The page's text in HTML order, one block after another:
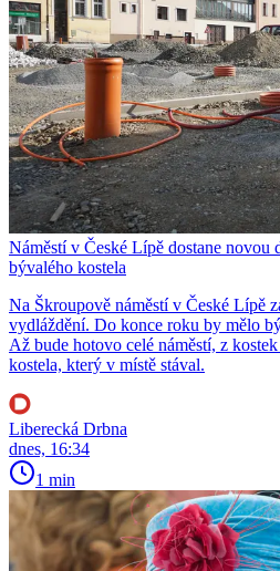
Náměstí v České Lípě dostane novou
bývalého kostela
Na Škroupově náměstí v České Lípě
vydláždění. Do konce roku by mělo
Až bude hotovo celé náměstí, z
kostela, který v místě stával.
Liberecká Drbna
dnes, 16:34
1 min